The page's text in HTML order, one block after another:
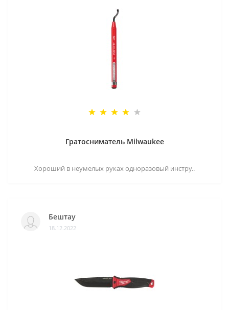
Гратосниматель Milwaukee
Хороший в неумелых руках одноразовый инстру..
Бештау
18.12.2022